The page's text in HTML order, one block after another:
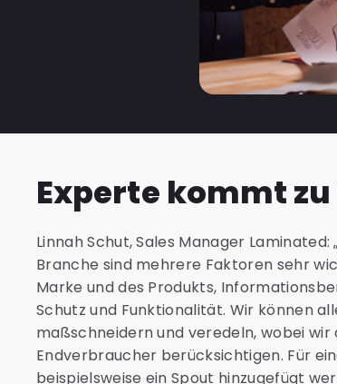
Experte kommt
Linnah Schut, Sales Manager
Branche sind mehrere Faktoren sehr
Marke und des Produkts,
Schutz und Funktionalität. Wir können
maßschneidern und veredeln, wobei
Endverbraucher berücksichtigen. Für
beispielsweise ein Spout hinzugefügt